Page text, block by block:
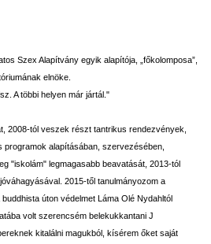
Szex Alapítvány egyik alapítója, „főkolomposa”,
elnöke.
A többi helyen már jártál."
2008-tól veszek részt tantrikus rendezvények,
alapításában, szervezésében,
"iskolám" legmagasabb beavatását, 2013-tól
2015-től tanulmányozom a
úton védelmet Láma Olé Nydahltól
volt szerencsém belekukkantani J
kitalálni magukból, kísérem őket saját